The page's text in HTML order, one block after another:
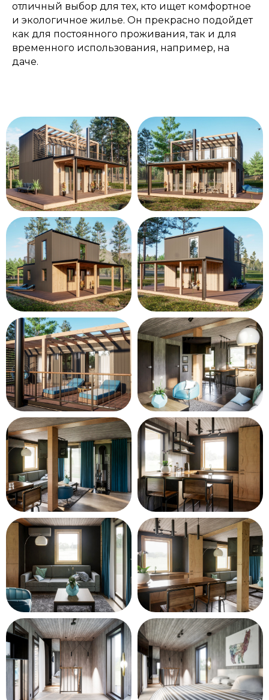
отличный выбор для тех, кто ищет комфортное
и экологичное жилье. Он прекрасно подойдет
как для постоянного проживания, так и для
временного использования, например, на
даче.